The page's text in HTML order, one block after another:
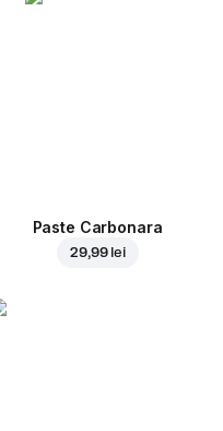
Paste Carbonara
29,99 lei